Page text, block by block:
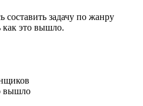
составить задачу по жанру
это вышло.
вышло